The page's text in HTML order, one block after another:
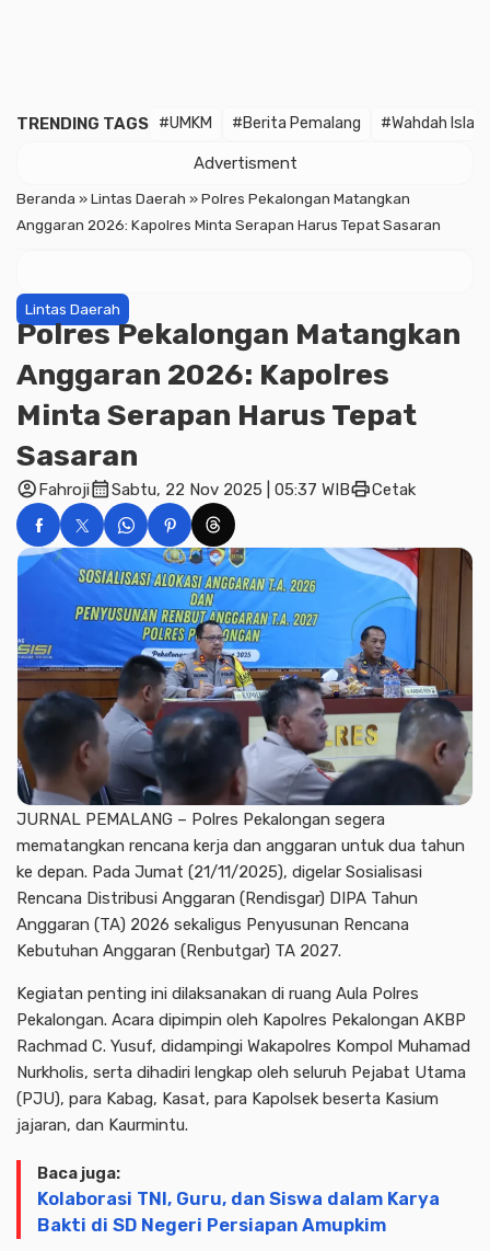
TRENDING TAGS #UMKM #Berita Pemalang #Wahdah
Advertisment
Beranda »Lintas Daerah »Polres Pekalongan Matangkan
Anggaran 2026: Kapolres Minta Serapan Harus Tepat Sasaran
Lintas Daerah
Polres Pekalongan Matangkan
Anggaran 2026: Kapolres
Minta Serapan Harus Tepat
Sasaran
account_circleFahrojicalendar_monthSabtu, 22 Nov 2025 | 05:37 WIBprintCetak
JURNAL PEMALANG – Polres Pekalongan segera
mematangkan rencana kerja dan anggaran untuk dua tahun
ke depan. Pada Jumat (21/11/2025), digelar Sosialisasi
Rencana Distribusi Anggaran (Rendisgar) DIPA Tahun
Anggaran (TA) 2026 sekaligus Penyusunan Rencana
Kebutuhan Anggaran (Renbutgar) TA 2027.
Kegiatan penting ini dilaksanakan di ruang Aula Polres
Pekalongan. Acara dipimpin oleh Kapolres Pekalongan AKBP
Rachmad C. Yusuf, didampingi Wakapolres Kompol Muhamad
Nurkholis, serta dihadiri lengkap oleh seluruh Pejabat Utama
(PJU), para Kabag, Kasat, para Kapolsek beserta Kasium
jajaran, dan Kaurmintu.
Baca juga:
Kolaborasi TNI, Guru, dan Siswa dalam Karya
Bakti di SD Negeri Persiapan Amupkim